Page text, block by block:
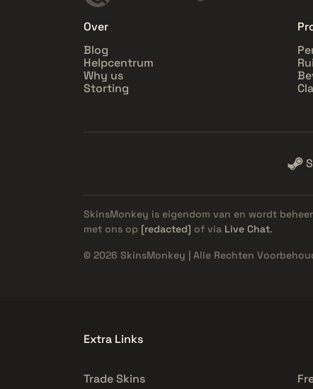
Over
Blog
Helpcentrum
Why us
Storting
SkinsMonkey is eigendom van en wordt
met ons op [redacted] of via Live Chat.
© 2026 SkinsMonkey | Alle Rechten
Extra Links
Trade Skins